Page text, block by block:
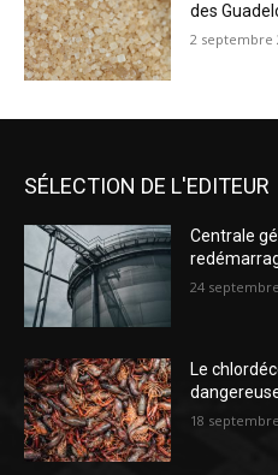
des
2 septembre
SÉLECTION DE L'EDITEUR
Centrale
24
Le
18